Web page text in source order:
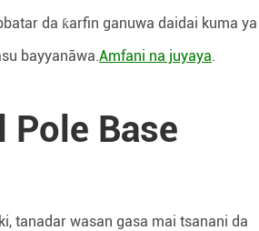
da ƙarfin ganuwa daidai kuma ya
bayyanãwa.Amfani na juyaya.
Pole Base
tanadar wasan gasa mai tsanani da